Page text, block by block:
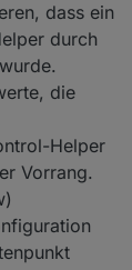
dass ein
durch
die
Helper
Vorrang.